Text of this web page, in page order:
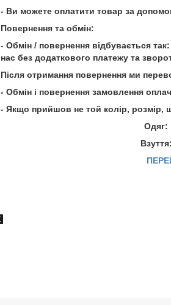
- Ви можете оплатити товар за
Повернення та обмін:
- Обмін / повернення відбувається
нас без додаткового платежу та
Після отримання повернення ми
- Обмін і повернення замовлення
- Якщо прийшов не той колір, розмір,
Одяг:
Взуття: